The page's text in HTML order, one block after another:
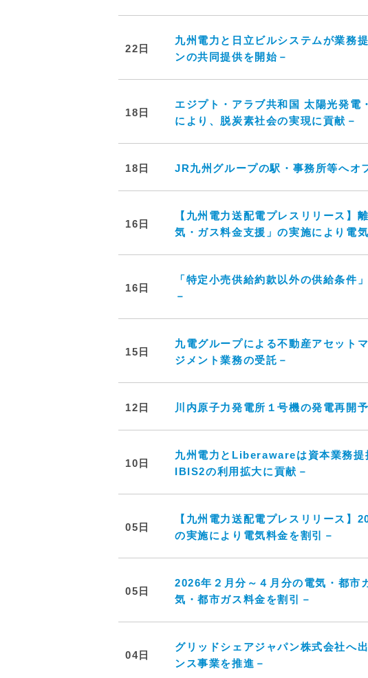
22日
九州電力と日立ビルシステムが業務
ンの共同提供を開始－
18日
エジプト・アラブ共和国 太陽光発電
により、脱炭素社会の実現に貢献－
18日 JR九州グループの駅・事務所等へオ
16日
【九州電力送配電プレスリリース】
気・ガス料金支援」の実施により電
16日
「特定小売供給約款以外の供給条件
－
15日
九電グループによる不動産アセット
ジメント業務の受託－
12日 川内原子力発電所１号機の発電再開
10日
九州電力とLiberawareは資本業務
IBIS2の利用拡大に貢献－
05日
【九州電力送配電プレスリリース】
の実施により電気料金を割引－
05日
2026年２月分～４月分の電気・都市
気・都市ガス料金を割引－
04日
グリッドシェアジャパン株式会社へ
ンス事業を推進－